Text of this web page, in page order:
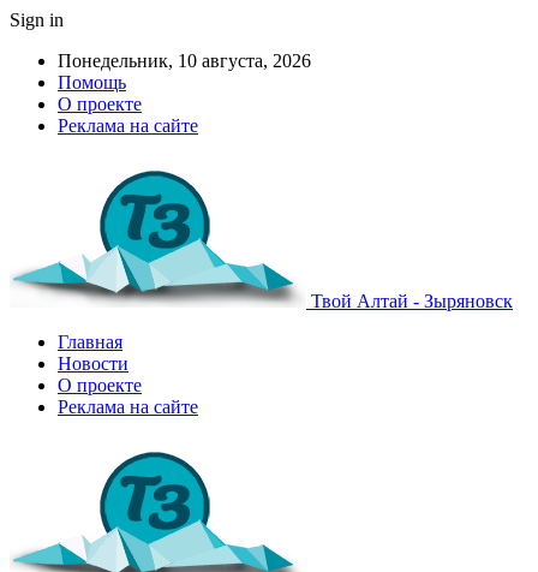
Sign in
Понедельник, 10 августа, 2026
Помощь
О проекте
Реклама на сайте
Твой Алтай - Зыряновск
Главная
Новости
О проекте
Реклама на сайте